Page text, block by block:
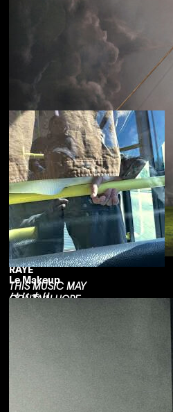
Souled American
RAYE
THIS MUSIC MAY
CONTAIN HOPE.
Le Makeup
はじまり